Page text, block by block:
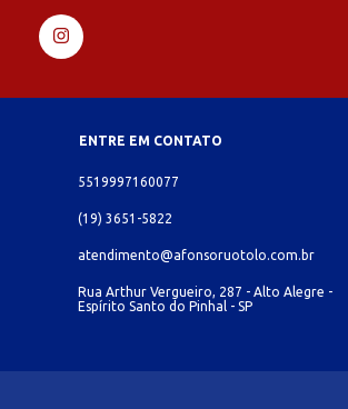
ENTRE EM CONTATO
5519997160077
(19) 3651-5822
atendimento@afonsoruotolo.com.br
Rua Arthur Vergueiro, 287 - Alto Alegre -
Espírito Santo do Pinhal - SP